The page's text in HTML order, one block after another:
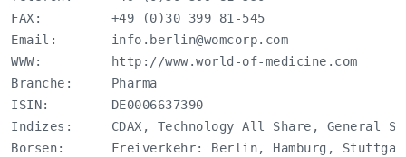
FAX:         +49 (0)30 399 81-545
Email: info.berlin@womcorp.com
WWW:         http://www.world-of-medicine.com
Branche:     Pharma
ISIN:        DE0006637390
Indizes:     CDAX, Technology All Share, General
Börsen:      Freiverkehr: Berlin, Hamburg,